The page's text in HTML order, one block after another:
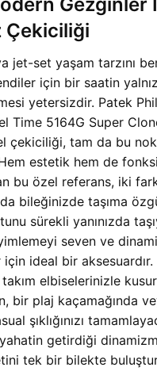
Çekiciliği
jet-set yaşam tarzını
için bir saatin
yetersizdir. Patek
Time 5164G Super
çekiciliği, tam da bu
estetik hem de
bu özel referans, iki
bileğinizde taşıma
sürekli yanınızda
seven ve
ideal bir aksesuardır.
elbiselerinizle
bir plaj kaçamağında
şıklığınızı
getirdiği
tek bir bilekte